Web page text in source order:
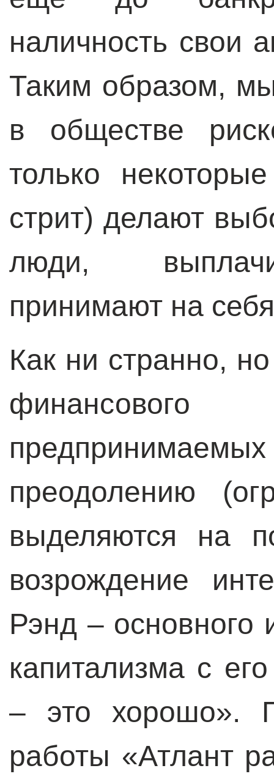
наличность свои
Таким образом,
в обществе
только
стрит) делают
люди,
принимают на
Как ни странно,
преодолению
выделяются на
возрождение
Рэнд – основного
капитализма с
– это хорошо».
работы «Атлант